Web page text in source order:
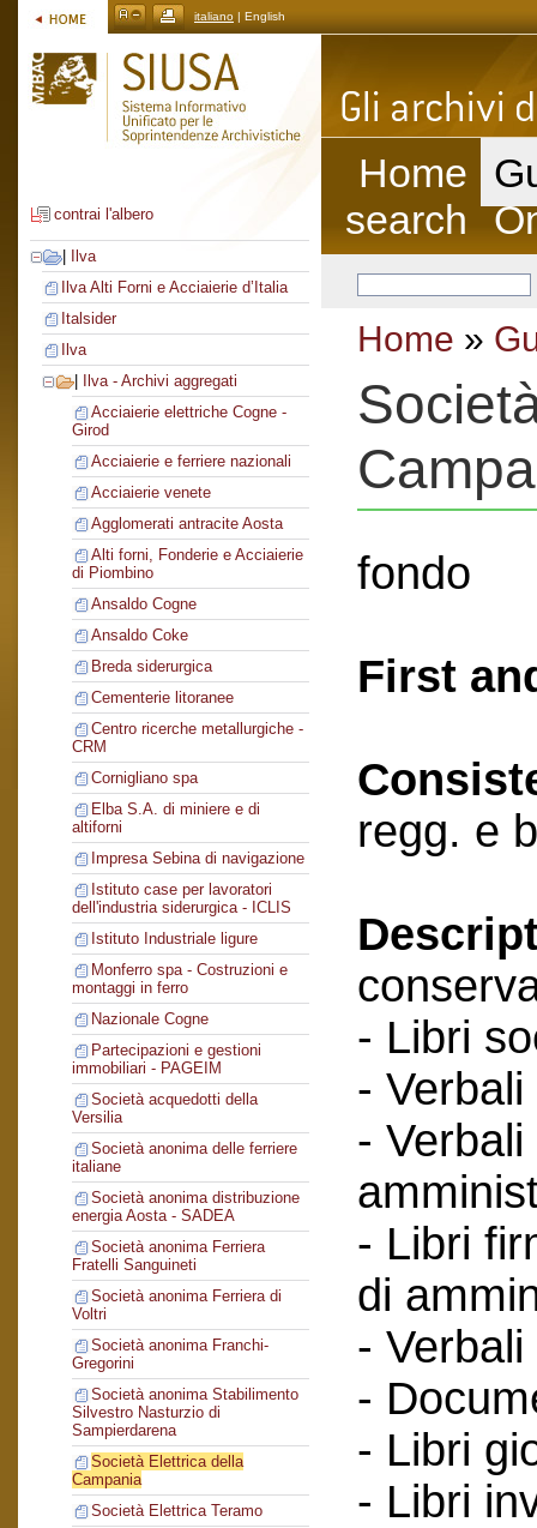
italiano | English
contrai l'albero
Ilva
Ilva Alti Forni e Acciaierie d’Italia
Italsider
Ilva
Ilva - Archivi aggregati
Acciaierie elettriche Cogne -
Girod
Acciaierie e ferriere nazionali
Acciaierie venete
Agglomerati antracite Aosta
Alti forni, Fonderie e Acciaierie
di Piombino
Ansaldo Cogne
Ansaldo Coke
Breda siderurgica
Cementerie litoranee
Centro ricerche metallurgiche -
CRM
Cornigliano spa
Elba S.A. di miniere e di
altiforni
Impresa Sebina di navigazione
Istituto case per lavoratori
dell'industria siderurgica - ICLIS
Istituto Industriale ligure
Monferro spa - Costruzioni e
montaggi in ferro
Nazionale Cogne
Partecipazioni e gestioni
immobiliari - PAGEIM
Società acquedotti della
Versilia
Società anonima delle ferriere
italiane
Società anonima distribuzione
energia Aosta - SADEA
Società anonima Ferriera
Fratelli Sanguineti
Società anonima Ferriera di
Voltri
Società anonima Franchi-
Gregorini
Società anonima Stabilimento
Silvestro Nasturzio di
Sampierdarena
Società Elettrica della
Campania
Società Elettrica Teramo
Home
search
Home »
fondo
First
regg. e
- Libri
-
-
- Libri
di
-
-
- Libri
- Libri